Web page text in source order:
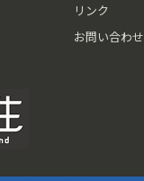
リンク
お問い合わせ